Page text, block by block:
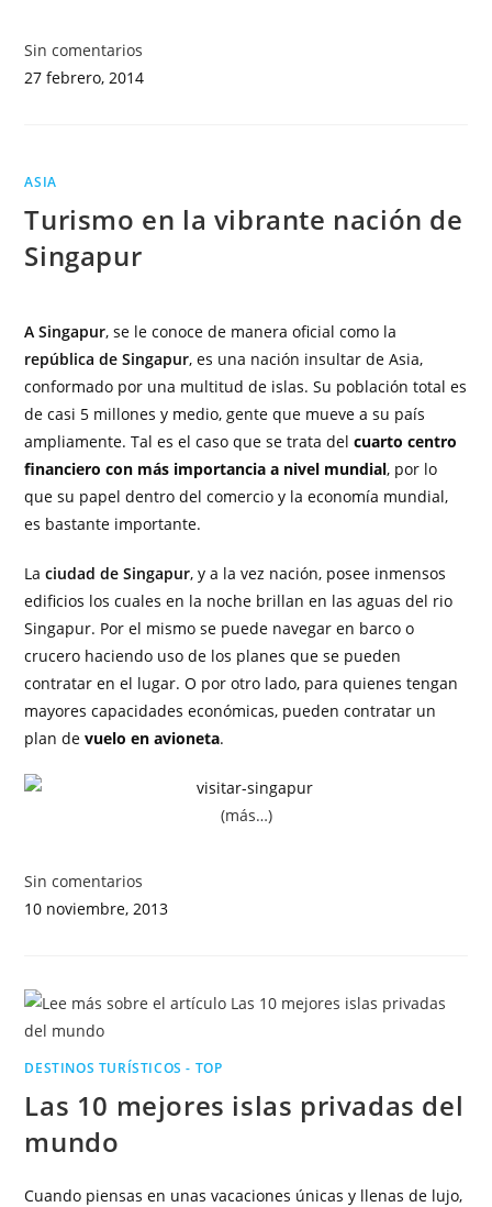
Sin comentarios
27 febrero, 2014
ASIA
Turismo en la vibrante nación de
Singapur
A Singapur, se le conoce de manera oficial como la
república de Singapur, es una nación insultar de Asia,
conformado por una multitud de islas. Su población total es
de casi 5 millones y medio, gente que mueve a su país
ampliamente. Tal es el caso que se trata delcuarto centro
financiero con más importancia a nivel mundial, por lo
que su papel dentro del comercio y la economía mundial,
es bastante importante.
Laciudad de Singapur, y a la vez nación, posee inmensos
edificios los cuales en la noche brillan en las aguas del rio
Singapur. Por el mismo se puede navegar en barco o
crucero haciendo uso de los planes que se pueden
contratar en el lugar. O por otro lado, para quienes tengan
mayores capacidades económicas, pueden contratar un
plan devuelo en avioneta.
(más…)
Sin comentarios
10 noviembre, 2013
DESTINOS TURÍSTICOS - TOP
Las 10 mejores islas privadas del
mundo
Cuando piensas en unas vacaciones únicas y llenas de lujo,